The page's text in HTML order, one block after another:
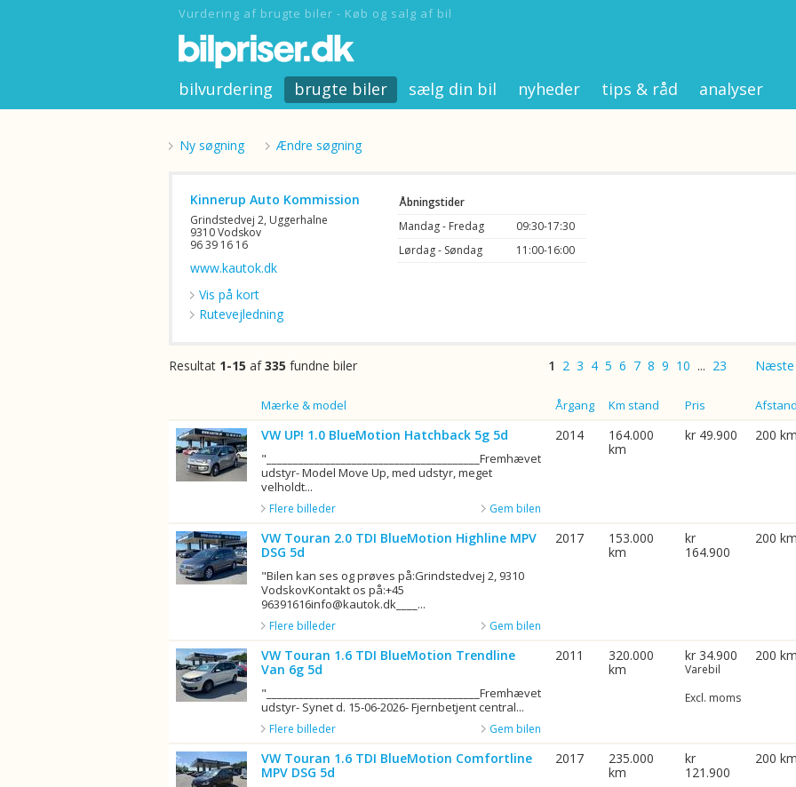
Vurdering af brugte biler - Køb og salg af bil
bilvurdering brugte biler sælg din bil nyheder tips & råd analyser
Ny søgning Ændre søgning
Kinnerup Auto Kommission
Grindstedvej 2, Uggerhalne
9310 Vodskov
96 39 16 16
www.kautok.dk
Vis på kort
Rutevejledning
Åbningstider
Mandag - Fredag
09:30-17:30
Lørdag - Søndag
11:00-16:00
1 2 3 4 5 6 7 8 9 10 ... 23 Næste
Resultat 1-15 af335 fundne biler
Mærke & model Årgang Km stand Pris Afstand
VW UP! 1.0 BlueMotion Hatchback 5g 5d
"________________________________________Fremhævet
udstyr- Model Move Up, med udstyr, meget
velholdt...
Gem bilen
Flere billeder
2014
164.000
km
kr 49.900 200 km
VW Touran 2.0 TDI BlueMotion Highline MPV
DSG 5d
"Bilen kan ses og prøves på:Grindstedvej 2, 9310
VodskovKontakt os på:+45
96391616info@kautok.dk____...
Gem bilen
Flere billeder
2017
153.000
km
kr
164.900
200 km
VW Touran 1.6 TDI BlueMotion Trendline
Van 6g 5d
"________________________________________Fremhævet
udstyr- Synet d. 15-06-2026- Fjernbetjent central...
Gem bilen
Flere billeder
2011
320.000
km
kr 34.900
Varebil
Excl. moms
200 km
VW Touran 1.6 TDI BlueMotion Comfortline
MPV DSG 5d
2017
235.000
km
kr
121.900
200 km